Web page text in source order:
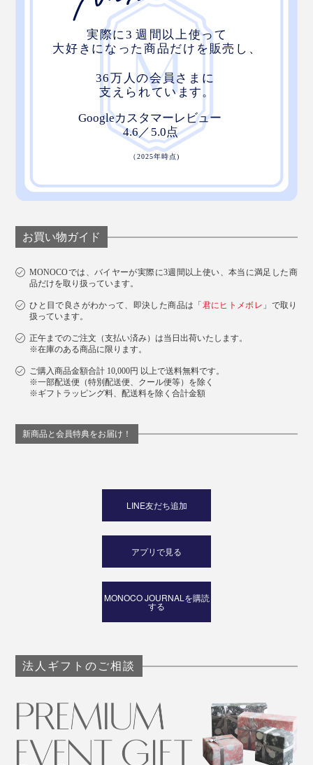
お買い物ガイド
MONOCOでは、バイヤーが実際に3週間以上使い、本当に満足した商
品だけを取り扱っています。
ひと目で良さがわかって、即決した商品は「 君にヒトメボレ 」で取り
扱っています。
正午までのご注文（支払い済み）は当日出荷いたします。
※在庫のある商品に限ります。
ご購入商品金額合計 10,000円 以上で送料無料です。
※一部配送便（特別配送便、クール便等）を除く
※ギフトラッピング料、配送料を除く合計金額
新商品と会員特典をお届け！
LINE友だち追加
アプリで見る
MONOCO JOURNALを購読
する
法人ギフトのご相談